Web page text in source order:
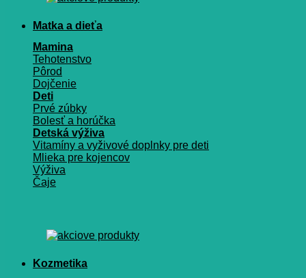
Matka a dieťa
Mamina
Tehotenstvo
Pôrod
Dojčenie
Deti
Prvé zúbky
Bolesť a horúčka
Detská výživa
Vitamíny a vyživové doplnky pre deti
Mlieka pre kojencov
Výživa
Čaje
Kozmetika